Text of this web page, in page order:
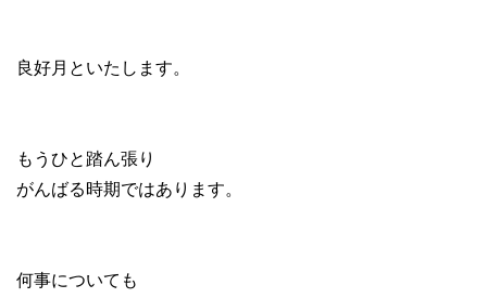
良好月といたします。
もうひと踏ん張り
がんばる時期ではあります。
何事についても